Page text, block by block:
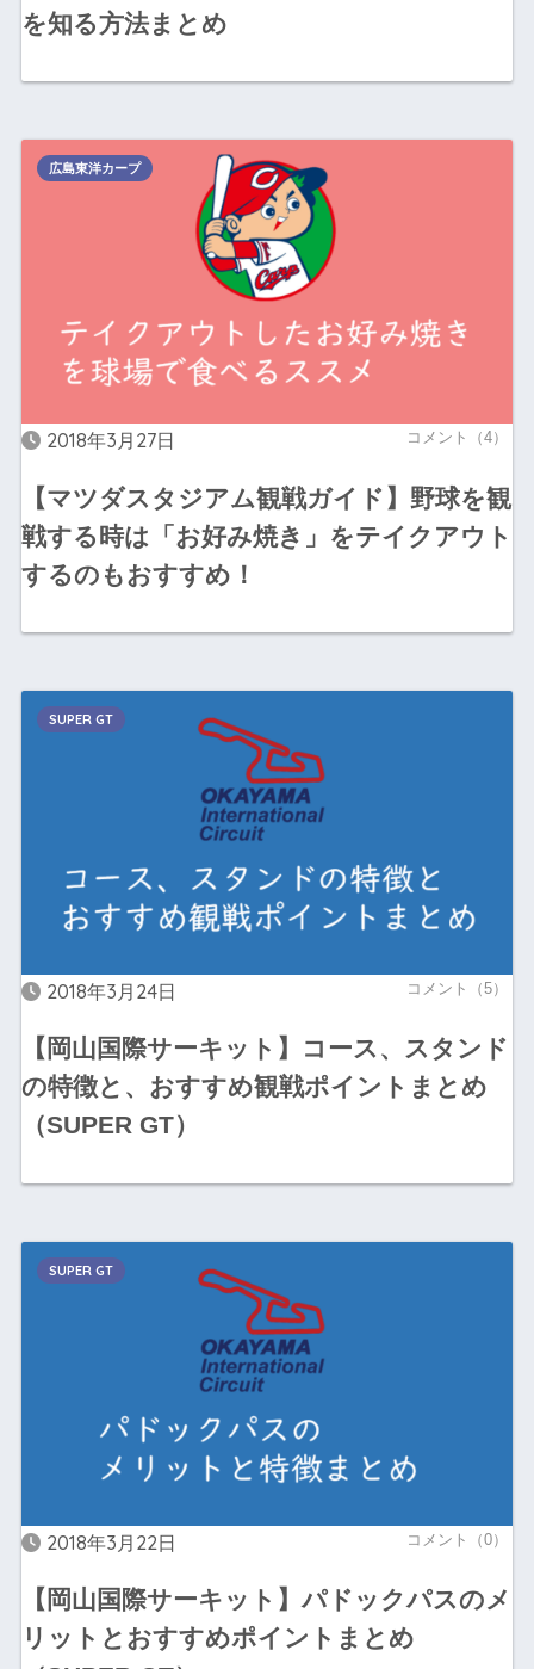
を知る方法まとめ
2018年3月27日 コメント（4）
【マツダスタジアム観戦ガイド】野球を観
戦する時は「お好み焼き」をテイクアウト
するのもおすすめ！
広島東洋カープ
2018年3月24日 コメント（5）
【岡山国際サーキット】コース、スタンド
の特徴と、おすすめ観戦ポイントまとめ
（SUPER GT）
SUPER GT
2018年3月22日 コメント（0）
【岡山国際サーキット】パドックパスのメ
リットとおすすめポイントまとめ
SUPER GT